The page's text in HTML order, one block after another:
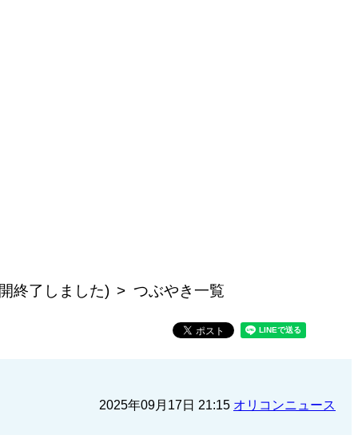
終了しました) つぶやき一覧
2025年09月17日 21:15 オリコンニュース